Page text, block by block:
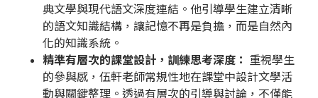
典文學與現代語文深度連結。他引導學生建立清晰
的語文知識結構，讓記憶不再是負擔，而是自然內
化的知識系統。
精準有層次的課堂設計，訓練思考深度： 重視學生
的參與感，伍軒老師常規性地在課堂中設計文學活
動與關鍵整理。透過有層次的引導與討論，不僅能